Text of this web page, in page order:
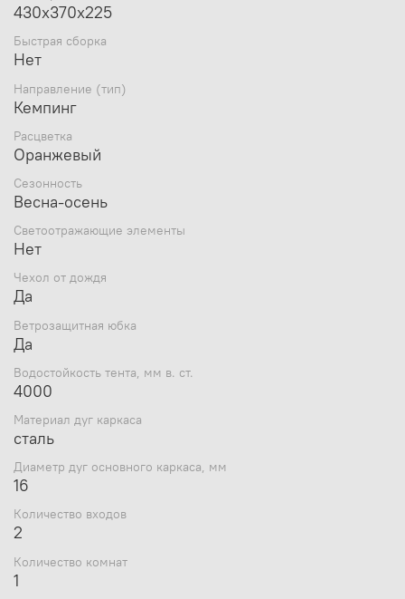
430х370х225
Быстрая сборка
Нет
Направление (тип)
Кемпинг
Расцветка
Оранжевый
Сезонность
Весна-осень
Светоотражающие элементы
Нет
Чехол от дождя
Да
Ветрозащитная юбка
Да
Водостойкость тента, мм в. ст.
4000
Материал дуг каркаса
сталь
Диаметр дуг основного каркаса, мм
16
Количество входов
2
Количество комнат
1